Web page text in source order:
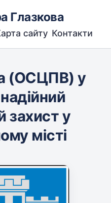
Глазкова
сайту Контакти
(ОСЦПВ) у
захист у
місті